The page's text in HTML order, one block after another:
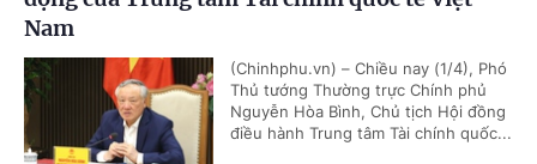
Nam
(Chinhphu.vn) – Chiều nay (1/4), Phó
Thủ tướng Thường trực Chính phủ
Nguyễn Hòa Bình, Chủ tịch Hội đồng
điều hành Trung tâm Tài chính quốc...